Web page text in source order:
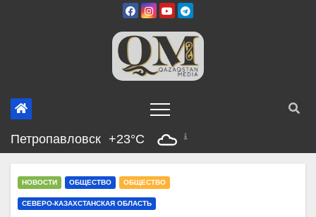
Петропавловск +23°C
НОВОСТИ ОБЩЕСТВО ОБЩЕСТВО
СЕВЕРО-КАЗАХСТАНСКАЯ ОБЛАСТЬ